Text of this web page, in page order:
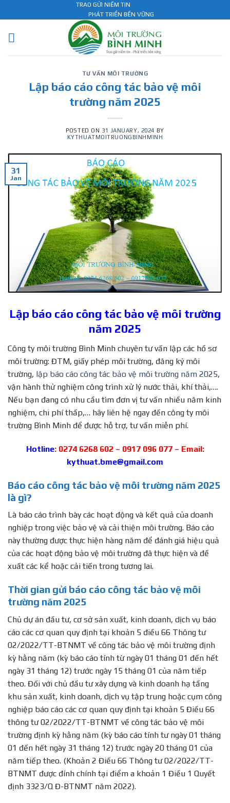
to
content
TRAO GỬI NIỀM TIN
PHÁT TRIỂN BỀN VỮNG
TƯ VẤN MÔI TRƯỜNG
Lập báo cáo công tác bảo vệ môi
trường năm 2025
POSTED ON 31 JANUARY, 2024 BY
KYTHUATMOITRUONGBINHMINH
31
Jan
Lập báo cáo công tác bảo vệ môi trường
năm 2025
Công ty môi trường Bình Minh chuyên tư vấn lập các hồ sơ
môi trường: ĐTM, giấy phép môi trường, đăng ký môi
trường, lập báo cáo công tác bảo vệ môi trường năm 2025,
vận hành thử nghiệm công trình xử lý nước thải, khí thải,….
Nếu bạn đang có nhu cầu tìm đơn vị tư vấn nhiều năm kinh
nghiệm, chi phí thấp,… hãy liên hệ ngay đến công ty môi
trường Bình Minh để được hỗ trợ, tư vấn miễn phí.
Hotline: 0274 6268 602 – 0917 096 077 – Email:
kythuat.bme@gmail.com
Báo cáo công tác bảo vệ môi trường năm 2025
là gì?
Là báo cáo trình bày các hoạt động và kết quả của doanh
nghiệp trong việc bảo vệ và cải thiện môi trường. Báo cáo
này thường được thực hiện hàng năm để đánh giá hiệu quả
của các hoạt động bảo vệ môi trường đã thực hiện và đề
xuất các kể hoặc cải tiến trong tương lai.
Thời gian gửi báo cáo công tác bảo vệ môi
trường năm 2025
Chủ dự án đầu tư, cơ sở sản xuất, kinh doanh, dịch vụ báo
cáo các cơ quan quy định tại khoản 5 điều 66 Thông tư
02/2022/TT-BTNMT về công tác bảo vệ môi trường định
kỳ hằng năm (kỳ báo cáo tính từ ngày 01 tháng 01 đến hết
ngày 31 tháng 12) trước ngày 15 tháng 01 của năm tiếp
theo. Đối với chủ đầu tư xây dựng và kinh doanh hạ tầng
khu sản xuất, kinh doanh, dịch vụ tập trung hoặc cụm công
nghiệp báo cáo các cơ quan quy định tại khoản 5 Điều 66
thông tư 02/2022/TT-BTNMT về công tác bảo vệ môi
trường định kỳ hằng năm (kỳ báo cáo tính tư ngày 01 tháng
01 đến hết ngày 31 tháng 12) trước ngày 20 tháng 01 của
năm tiếp theo. (Khoản 2 Điều 66 Thông tư 02/2022/TT-
BTNMT được đính chính tại điểm a khoản 1 Điều 1 Quyết
định 3323/Q Đ-BTNMT năm 2022).